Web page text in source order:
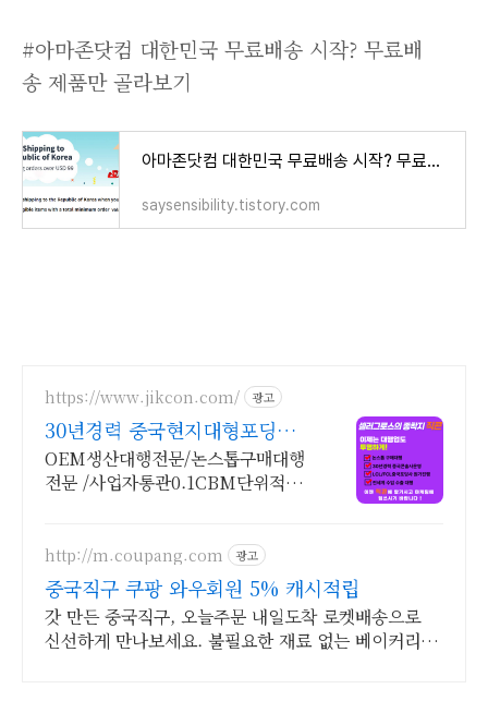
#아마존닷컴 대한민국 무료배송 시작? 무료배
송 제품만 골라보기
아마존닷컴 대한민국 무료배송 시작? 무료배송 제품만 골라보기
saysensibility.tistory.com
https://www.jikcon.com/ 광고
30년경력 중국현지대형포딩사
30년경력중국OEM생산대행
OEM생산대행전문/논스톱구매대행
전문 /사업자통관0.1CBM단위적용
서비스
http://m.coupang.com 광고
중국직구 쿠팡 와우회원 5% 캐시적립
갓 만든 중국직구, 오늘주문 내일도착 로켓배송으로
신선하게 만나보세요. 불필요한 재료 없는 베이커리,